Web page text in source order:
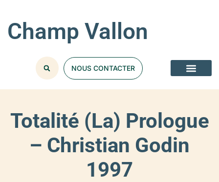
Champ Vallon
NOUS CONTACTER
Totalité (La) Prologue
– Christian Godin
1997